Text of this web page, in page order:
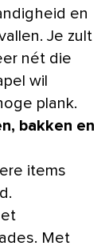
en
Je zult
nét die
wil
plank.
bakken en
items
Met